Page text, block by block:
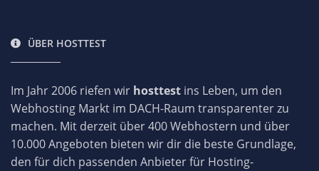
ÜBER HOSTTEST
Im Jahr 2006 riefen wir hosttest ins Leben, um den
Webhosting Markt im DACH-Raum transparenter zu
machen. Mit derzeit über 400 Webhostern und über
10.000 Angeboten bieten wir dir die beste Grundlage,
den für dich passenden Anbieter für Hosting-